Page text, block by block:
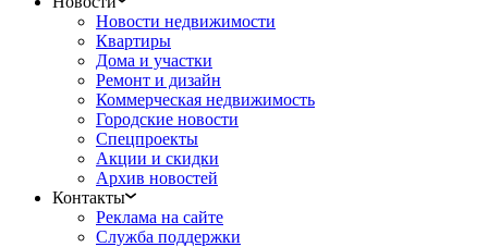
Новости недвижимости
Квартиры
Дома и участки
Ремонт и дизайн
Коммерческая недвижимость
Городские новости
Спецпроекты
Акции и скидки
Архив новостей
Контакты
Реклама на сайте
Служба поддержки